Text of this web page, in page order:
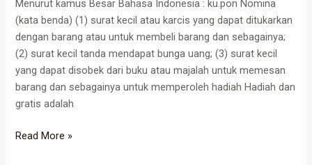
Menurut kamus Besar Bahasa Indonesia : ku.pon Nomina
(kata benda) (1) surat kecil atau karcis yang dapat ditukarkan
dengan barang atau untuk membeli barang dan sebagainya;
(2) surat kecil tanda mendapat bunga uang; (3) surat kecil
yang dapat disobek dari buku atau majalah untuk memesan
barang dan sebagainya untuk memperoleh hadiah Hadiah dan
gratis adalah
Read More »